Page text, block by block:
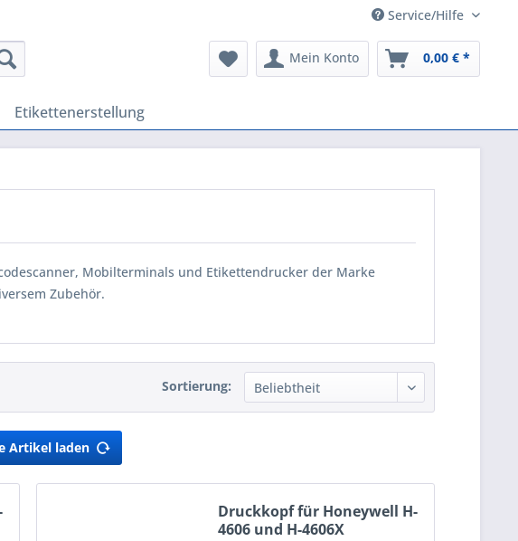
Service/Hilfe
Mein Konto 0,00 € *
Etikettenerstellung
Mobilterminals und Etikettendrucker der Marke
Zubehör.
Sortierung:
Artikel laden
Druckkopf für Honeywell H-
4606 und H-4606X